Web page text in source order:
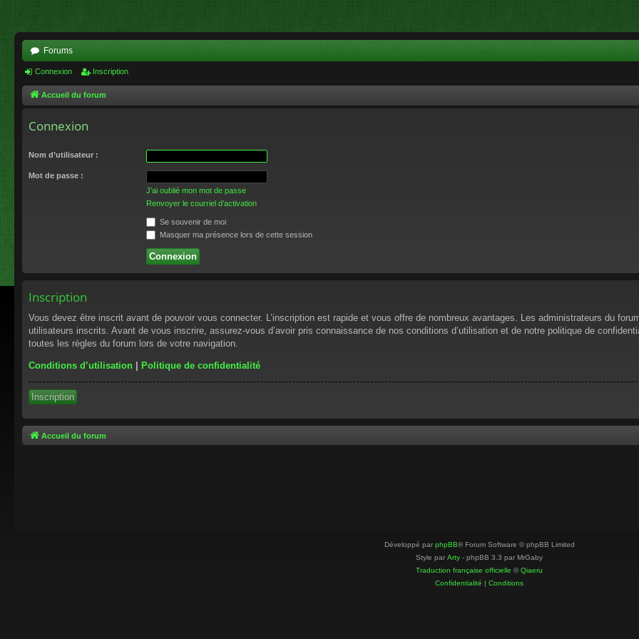
Forums
Connexion Inscription
Accueil du forum
Connexion
Nom d’utilisateur :
Mot de passe :
J’ai oublié mon mot de passe
Renvoyer le courriel d’activation
Se souvenir de moi
Masquer ma présence lors de cette session
Inscription
Vous devez être inscrit avant de pouvoir vous connecter. L’inscription est rapide et vous offre de nombreux avantages. Les administrateurs du
utilisateurs inscrits. Avant de vous inscrire, assurez-vous d’avoir pris connaissance de nos conditions d’utilisation et de notre politique de
toutes les règles du forum lors de votre navigation.
Conditions d’utilisation | Politique de confidentialité
Inscription
Accueil du forum
Développé par phpBB® Forum Software © phpBB Limited
Style par Arty - phpBB 3.3 par MrGaby
Traduction française officielle ©Qiaeru
Confidentialité | Conditions